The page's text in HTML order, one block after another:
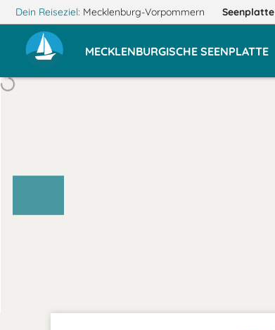
Dein Reiseziel: Mecklenburg-Vorpommern Seenplatte
MECKLENBURGISCHE SEENPLATTE